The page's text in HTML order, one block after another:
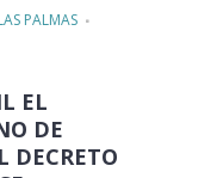
PALMAS
EL
DE
DECRETO